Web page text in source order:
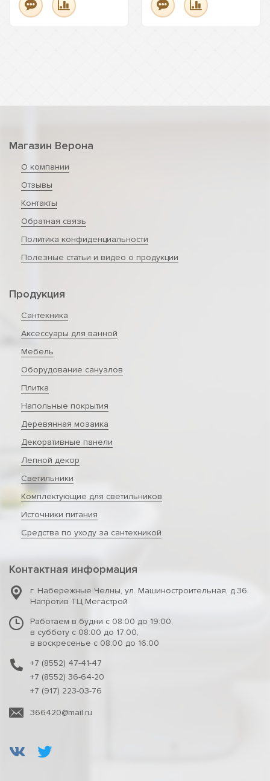
Магазин Верона
О компании
Отзывы
Контакты
Обратная связь
Политика конфиденциальности
Полезные статьи и видео о продукции
Продукция
Сантехника
Аксессуары для ванной
Мебель
Оборудование санузлов
Плитка
Напольные покрытия
Деревянная мозаика
Декоративные панели
Лепной декор
Светильники
Комплектующие для светильников
Источники питания
Средства по уходу за сантехникой
Контактная информация
г. Набережные Челны, ул. Машиностроительная, д.36.
Напротив ТЦ Мегастрой
Работаем в будни с 08:00 до 19:00,
в субботу с 08:00 до 17:00,
в воскресенье с 08:00 до 16:00
+7 (8552) 47-41-47
+7 (8552) 36-64-20
+7 (917) 223-03-76
366420@mail.ru